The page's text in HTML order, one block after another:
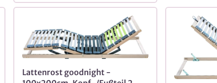
Lattenrost goodnight -